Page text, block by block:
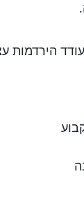
הירדמות